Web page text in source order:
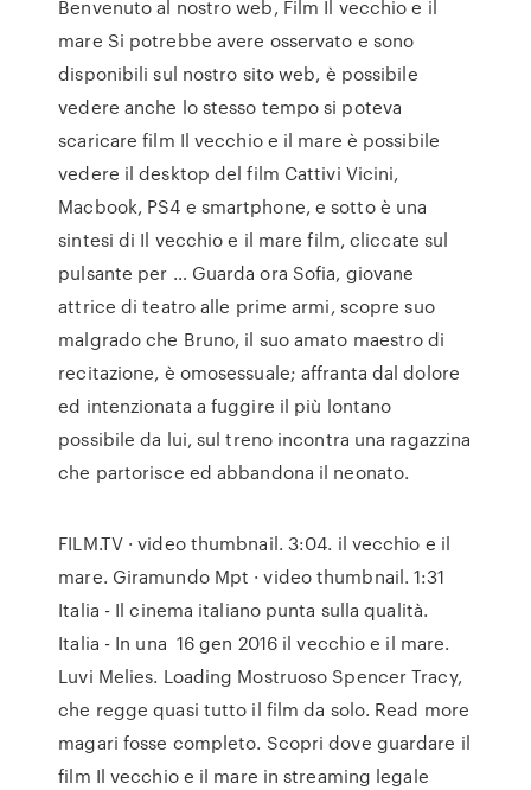
Benvenuto al nostro web, Film Il vecchio e il
mare Si potrebbe avere osservato e sono
disponibili sul nostro sito web, è possibile
vedere anche lo stesso tempo si poteva
scaricare film Il vecchio e il mare è possibile
vedere il desktop del film Cattivi Vicini,
Macbook, PS4 e smartphone, e sotto è una
sintesi di Il vecchio e il mare film, cliccate sul
pulsante per … Guarda ora Sofia, giovane
attrice di teatro alle prime armi, scopre suo
malgrado che Bruno, il suo amato maestro di
recitazione, è omosessuale; affranta dal dolore
ed intenzionata a fuggire il più lontano
possibile da lui, sul treno incontra una ragazzina
che partorisce ed abbandona il neonato.
FILM.TV · video thumbnail. 3:04. il vecchio e il
mare. Giramundo Mpt · video thumbnail. 1:31
Italia - Il cinema italiano punta sulla qualità.
Italia - In una 16 gen 2016 il vecchio e il mare.
Luvi Melies. Loading Mostruoso Spencer Tracy,
che regge quasi tutto il film da solo. Read more
magari fosse completo. Scopri dove guardare il
film Il vecchio e il mare in streaming legale